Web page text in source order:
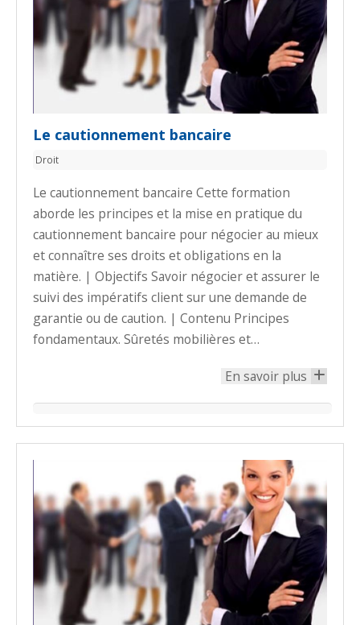
Le cautionnement bancaire
Droit
Le cautionnement bancaire Cette formation
aborde les principes et la mise en pratique du
cautionnement bancaire pour négocier au mieux
et connaître ses droits et obligations en la
matière. | Objectifs Savoir négocier et assurer le
suivi des impératifs client sur une demande de
garantie ou de caution. | Contenu Principes
fondamentaux. Sûretés mobilières et…
En savoir plus +